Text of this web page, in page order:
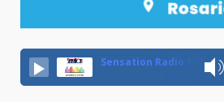
Sensation Radio 107.5 Neuquen